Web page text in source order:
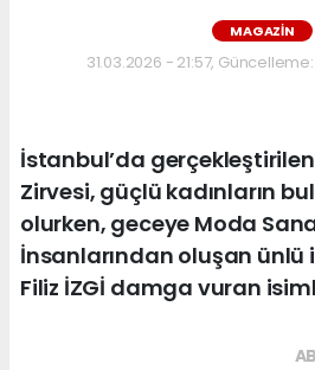
MAGAZIN
31.03.2026 - 21:57,
İstanbul’da gerçekleştirilen
Zirvesi, güçlü kadınların
olurken, geceye Moda
İnsanlarından oluşan ünlü
Filiz İZGİ damga vuran